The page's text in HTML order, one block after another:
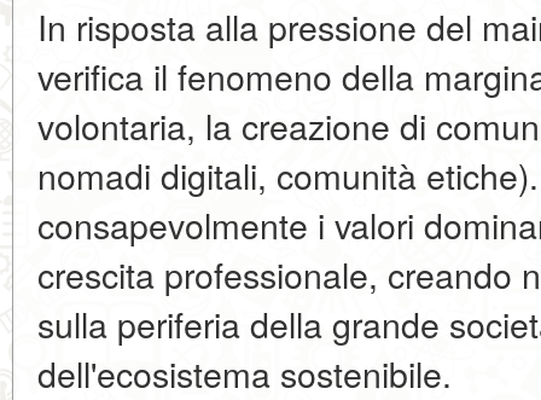
In risposta alla pressione del
verifica il fenomeno della
volontaria, la creazione di
nomadi digitali, comunità
consapevolmente i valori
crescita professionale, creando
sulla periferia della grande
dell'ecosistema sostenibile.